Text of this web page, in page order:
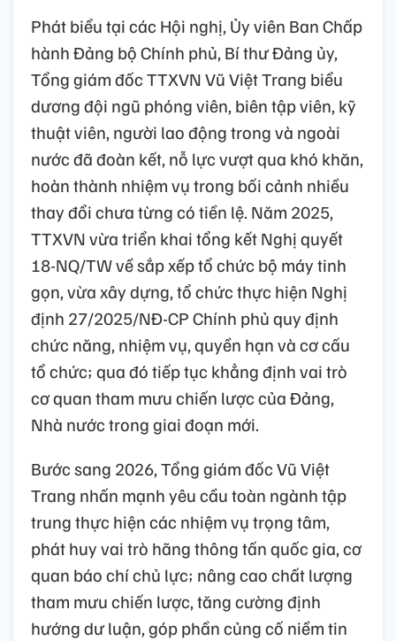
Phát biểu tại các Hội nghị, Ủy viên Ban Chấp
hành Đảng bộ Chính phủ, Bí thư Đảng ủy,
Tổng giám đốc TTXVN Vũ Việt Trang biểu
dương đội ngũ phóng viên, biên tập viên, kỹ
thuật viên, người lao động trong và ngoài
nước đã đoàn kết, nỗ lực vượt qua khó khăn,
hoàn thành nhiệm vụ trong bối cảnh nhiều
thay đổi chưa từng có tiền lệ. Năm 2025,
TTXVN vừa triển khai tổng kết Nghị quyết
18-NQ/TW về sắp xếp tổ chức bộ máy tinh
gọn, vừa xây dựng, tổ chức thực hiện Nghị
định 27/2025/NĐ-CP Chính phủ quy định
chức năng, nhiệm vụ, quyền hạn và cơ cấu
tổ chức; qua đó tiếp tục khẳng định vai trò
cơ quan tham mưu chiến lược của Đảng,
Nhà nước trong giai đoạn mới.
Bước sang 2026, Tổng giám đốc Vũ Việt
Trang nhấn mạnh yêu cầu toàn ngành tập
trung thực hiện các nhiệm vụ trọng tâm,
phát huy vai trò hãng thông tấn quốc gia, cơ
quan báo chí chủ lực; nâng cao chất lượng
tham mưu chiến lược, tăng cường định
hướng dư luận, góp phần củng cố niềm tin